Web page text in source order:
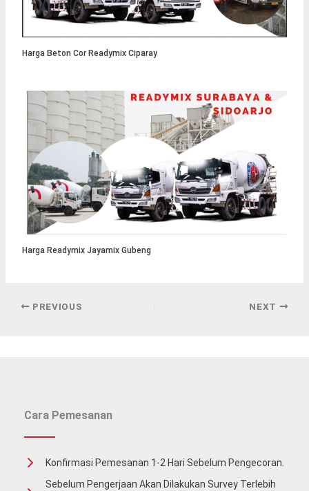
Harga Beton Cor Readymix Ciparay
Harga Readymix Jayamix Gubeng
PREVIOUS NEXT
Cara Pemesanan
Konfirmasi Pemesanan 1-2 Hari Sebelum Pengecoran.
Sebelum Pengerjaan Akan Dilakukan Survey Terlebih